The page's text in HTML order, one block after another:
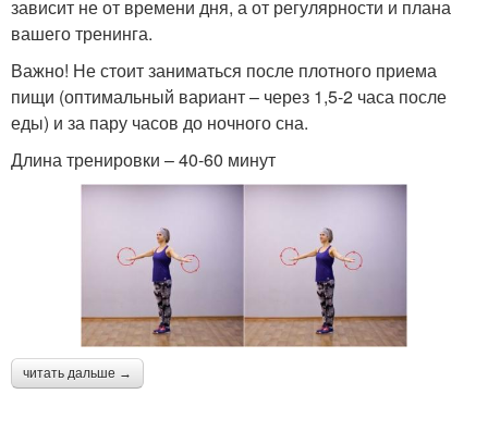
зависит не от времени дня, а от регулярности и плана
вашего тренинга.
Важно! Не стоит заниматься после плотного приема
пищи (оптимальный вариант – через 1,5-2 часа после
еды) и за пару часов до ночного сна.
Длина тренировки – 40-60 минут
читать дальше →